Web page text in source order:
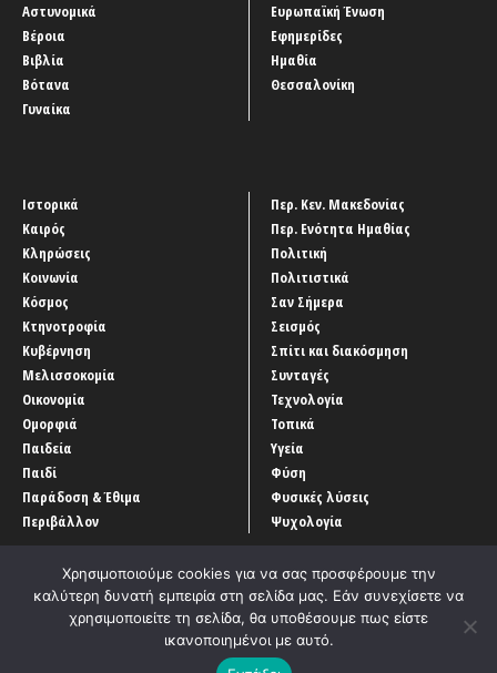
Αστυνομικά
Βέροια
Βιβλία
Βότανα
Γυναίκα
Ευρωπαϊκή Ένωση
Εφημερίδες
Ημαθία
Θεσσαλονίκη
Ιστορικά
Καιρός
Κληρώσεις
Κοινωνία
Κόσμος
Κτηνοτροφία
Κυβέρνηση
Μελισσοκομία
Οικονομία
Ομορφιά
Παιδεία
Παιδί
Παράδοση & Έθιμα
Περιβάλλον
Περ. Κεν. Μακεδονίας
Περ. Ενότητα Ημαθίας
Πολιτική
Πολιτιστικά
Σαν Σήμερα
Σεισμός
Σπίτι και διακόσμηση
Συνταγές
Τεχνολογία
Τοπικά
Υγεία
Φύση
Φυσικές λύσεις
Ψυχολογία
‘Οροι χρήσης Αρχείο Άρθρων
Χρησιμοποιούμε cookies για να σας προσφέρουμε την
καλύτερη δυνατή εμπειρία στη σελίδα μας. Εάν συνεχίσετε να
χρησιμοποιείτε τη σελίδα, θα υποθέσουμε πως είστε
ικανοποιημένοι με αυτό.